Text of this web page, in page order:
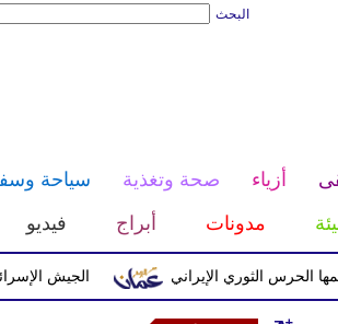
البحث
أزياء صحة وتغذية سياحة
مدونات أبراج فيديو
الجيش الثوري الإيراني